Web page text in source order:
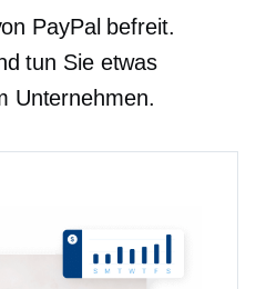
PayPal befreit.
tun Sie etwas
Unternehmen.